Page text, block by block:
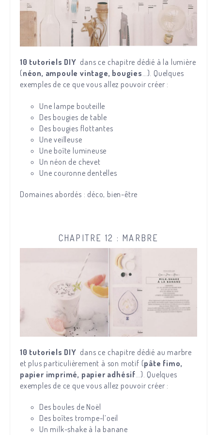
10 tutoriels DIY dans ce chapitre dédié à la lumière
(néon, ampoule vintage, bougies…). Quelques
exemples de ce que vous allez pouvoir créer :
Une lampe bouteille
Des bougies de table
Des bougies flottantes
Une veilleuse
Une boîte lumineuse
Un néon de chevet
Une couronne dentelles
Domaines abordés : déco, bien-être
CHAPITRE 12 : MARBRE
10 tutoriels DIY dans ce chapitre dédié au marbre
et plus particulièrement à son motif (pâte fimo,
papier imprimé, papier adhésif …). Quelques
exemples de ce que vous allez pouvoir créer :
Des boules de Noël
Des boîtes trompe-l’oeil
Un milk-shake à la banane